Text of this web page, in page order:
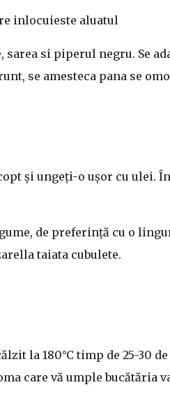
inlocuieste aluatul
si piperul negru. Se
se amesteca pana se
și ungeți-o ușor cu ulei.
de preferință cu o
taiata cubulete.
la 180°C timp de 25-30
care vă umple